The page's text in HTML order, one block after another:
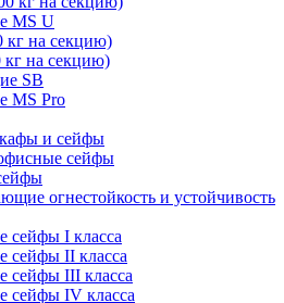
MS U
кг на секцию)
кг на секцию)
SB
MS Pro
и сейфы
сейфы
огнестойкость и устойчивость
сейфы I класса
сейфы II класса
сейфы III класса
сейфы IV класса